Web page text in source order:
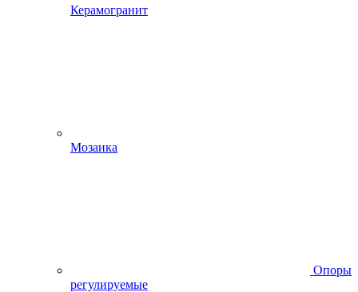
Керамогранит
Мозаика
Опоры
регулируемые